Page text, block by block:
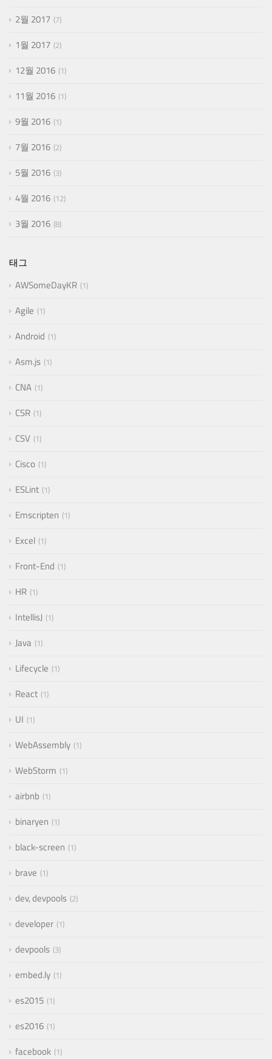
2월 2017 7
1월 2017 2
12월 2016 1
11월 2016 1
9월 2016 1
7월 2016 2
5월 2016 3
4월 2016 12
3월 2016 8
태그
AWSomeDayKR 1
Agile 1
Android 1
Asm.js 1
CNA 1
CSR 1
CSV 1
Cisco 1
ESLint 1
Emscripten 1
Excel 1
Front-End 1
HR 1
IntellisJ 1
Java 1
Lifecycle 1
React 1
UI 1
WebAssembly 1
WebStorm 1
airbnb 1
binaryen 1
black-screen 1
brave 1
dev, devpools 2
developer 1
devpools 3
embed.ly 1
es2015 1
es2016 1
facebook 1